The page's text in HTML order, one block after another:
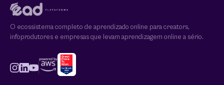
O ecossistema completo de aprendizado online para creators,
infoprodutores e empresas que levam aprendizagem online a sério.